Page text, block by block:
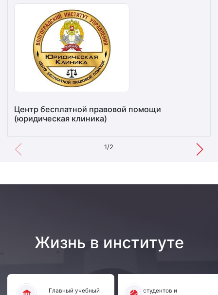
Центр бесплатной правовой помощи
(юридическая клиника)
1/2
Жизнь в институте
Главный учебный
Для студентов и